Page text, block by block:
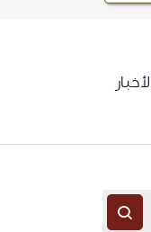
الأخبار